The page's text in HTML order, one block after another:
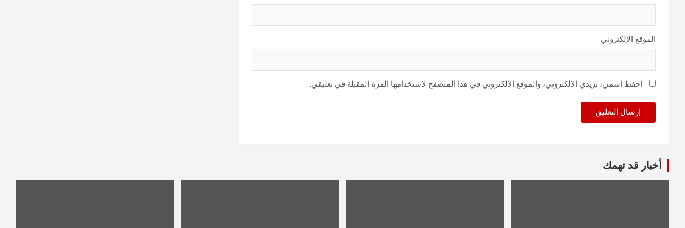
الموقع الإلكتروني
احفظ اسمي، بريدي الإلكتروني، والموقع الإلكتروني في هذا المتصفح لاستخدامها المرة المقبلة في تعليقي.
أخبار قد تهمك